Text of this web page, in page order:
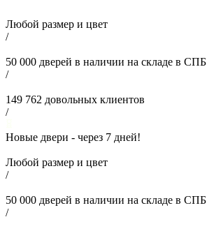
Любой размер и цвет
/
50 000 дверей в наличии на складе в СПБ
/
149 762 довольных клиентов
/
Новые двери - через 7 дней!
Любой размер и цвет
/
50 000 дверей в наличии на складе в СПБ
/